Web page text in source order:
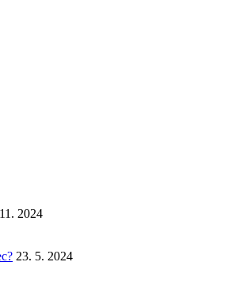
2024
23. 5. 2024